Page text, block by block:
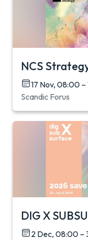
NCS
17 Nov, 08:00 –
Scandic Forus
DIG X
2 Dec, 08:00 –